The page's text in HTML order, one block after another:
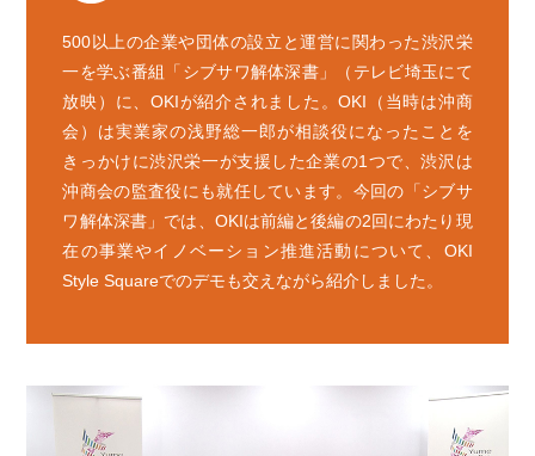
500以上の企業や団体の設立と運営に関わった渋沢栄
一を学ぶ番組「シブサワ解体深書」（テレビ埼玉にて
放映）に、OKIが紹介されました。OKI（当時は沖商
会）は実業家の浅野総一郎が相談役になったことを
きっかけに渋沢栄一が支援した企業の1つで、渋沢は
沖商会の監査役にも就任しています。今回の「シブサ
ワ解体深書」では、OKIは前編と後編の2回にわたり現
在の事業やイノベーション推進活動について、OKI
Style Squareでのデモも交えながら紹介しました。